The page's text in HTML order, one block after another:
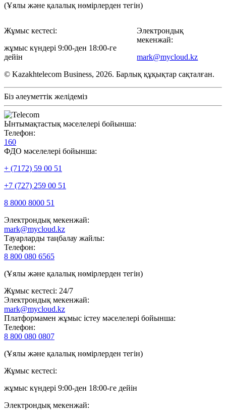
(Ұялы және қалалық нөмірлерден тегін)
Жұмыс кестесі:
жұмыс күндері 9:00-ден 18:00-ге
дейін
Электрондық
мекенжай:
mark@mycloud.kz
© Kazakhtelecom Business, 2026. Барлық құқықтар сақталған.
Біз әлеуметтік желідеміз
Ынтымақтастық мәселелері бойынша:
Телефон:
160
ФДО мәселелері бойынша:
+ (7172) 59 00 51
+7 (727) 259 00 51
8 8000 8000 51
Электрондық мекенжай:
mark@mycloud.kz
Тауарларды таңбалау жайлы:
Телефон:
8 800 080 6565
(Ұялы және қалалық нөмірлерден тегін)
Жұмыс кестесі: 24/7
Электрондық мекенжай:
mark@mycloud.kz
Платформамен жұмыс істеу мәселелері бойынша:
Телефон:
8 800 080 0807
(Ұялы және қалалық нөмірлерден тегін)
Жұмыс кестесі:
жұмыс күндері 9:00-ден 18:00-ге дейін
Электрондық мекенжай: